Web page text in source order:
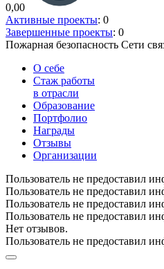
0,00
Активные проекты: 0
Завершенные проекты: 0
Пожарная безопасность Сети
О себе
Стаж работы
в отрасли
Образование
Портфолио
Награды
Отзывы
Организации
Пользователь не предоставил
Пользователь не предоставил
Пользователь не предоставил
Пользователь не предоставил
Нет отзывов.
Пользователь не предоставил